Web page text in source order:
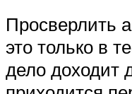
Просверлить
это только в
дело доходит